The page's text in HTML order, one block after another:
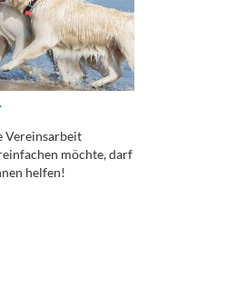
Vereinsarbeit
möchte, darf
helfen!